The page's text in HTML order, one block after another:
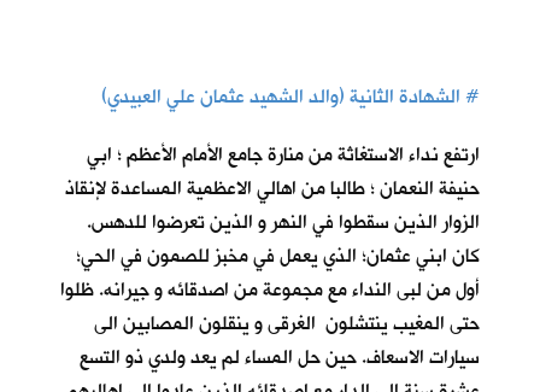
#الشهادة الثانية (والد الشهيد عثمان علي العبيدي)
ارتفع نداء الاستغاثة من منارة جامع الأمام الأعظم ؛ ابي
حنيفة النعمان ؛ طالبا من اهالي الاعظمية المساعدة لإنقاذ
الزوار الذين سقطوا في النهر و الذين تعرضوا للدهس.
كان ابني عثمان؛ الذي يعمل في مخبز للصمون في الحي؛
أول من لبى النداء مع مجموعة من اصدقائه و جيرانه. ظلوا
حتى المغيب ينتشلون الغرقى و ينقلون المصابين الى
سيارات الاسعاف. حين حل المساء لم يعد ولدي ذو التسع